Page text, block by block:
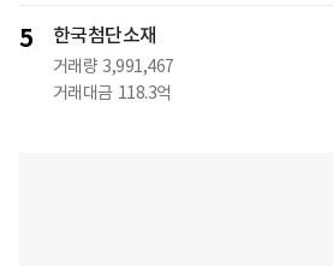
5 한국첨단소재
거래량 3,991,467
거래대금 118.3억